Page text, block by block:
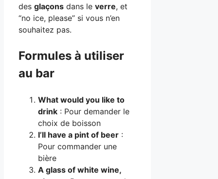
des glaçons dans le verre, et
“no ice, please” si vous n’en
souhaitez pas.
Formules à utiliser
au bar
What would you like to
drink : Pour demander le
choix de boisson
I’ll have a pint of beer :
Pour commander une
bière
A glass of white wine,